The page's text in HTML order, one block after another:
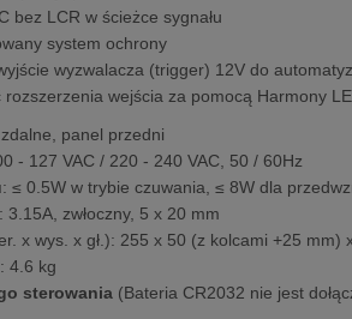
bez LCR w ścieżce sygnału
system ochrony
wyzwalacza (trigger) 12V do
rozszerzenia wejścia za pomocą Harmony
panel przedni
- 127 VAC / 220 - 240 VAC, 50 / 60Hz
: ≤ 0.5W w trybie czuwania, ≤ 8W dla
: 3.15A, zwłoczny, 5 x 20 mm
x wys. x gł.): 255 x 50 (z kolcami +25 mm)
4.6 kg
sterowania (Bateria CR2032 nie jest